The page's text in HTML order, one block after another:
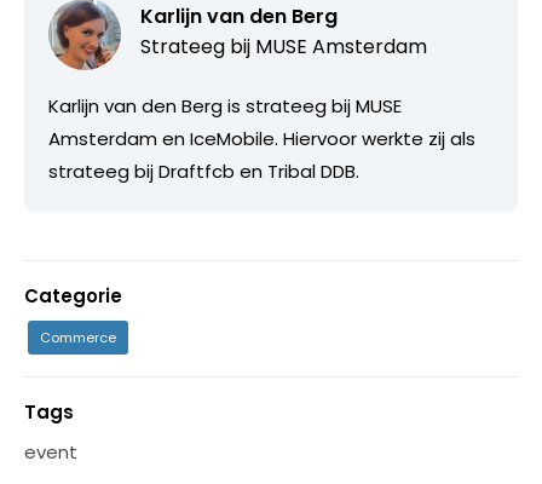
Karlijn van den Berg
Strateeg bij MUSE Amsterdam
Karlijn van den Berg is strateeg bij MUSE
Amsterdam en IceMobile. Hiervoor werkte zij als
strateeg bij Draftfcb en Tribal DDB.
Categorie
Commerce
Tags
event